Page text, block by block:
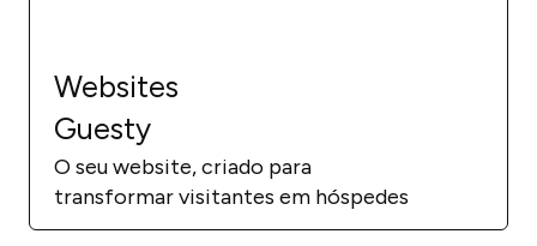
Websites
Guesty
O seu website, criado para
transformar visitantes em hóspedes